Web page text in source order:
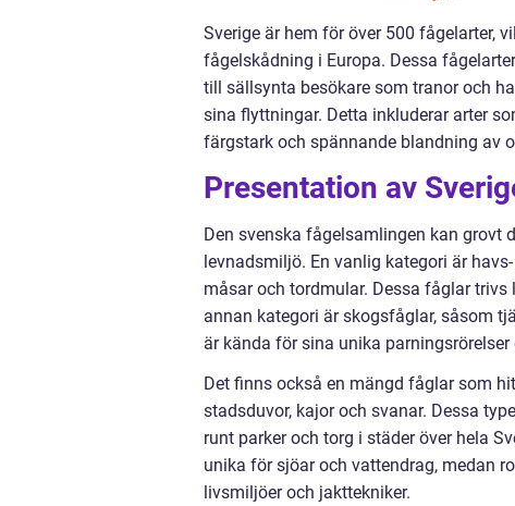
Sverige är hem för över 500 fågelarter,
fågelskådning i Europa. Dessa
till sällsynta besökare som tranor och
sina flyttningar. Detta inkluderar arter
färgstark och spännande blandning av
Presentation av
Den svenska fågelsamlingen kan grovt
levnadsmiljö. En vanlig kategori är
måsar och tordmular. Dessa fåglar trivs
annan kategori är skogsfåglar, såsom
är kända för sina unika
Det finns också en mängd fåglar som
stadsduvor, kajor och svanar. Dessa
runt parker och torg i städer över hela
unika för sjöar och vattendrag, medan
livsmiljöer och jakttekniker.